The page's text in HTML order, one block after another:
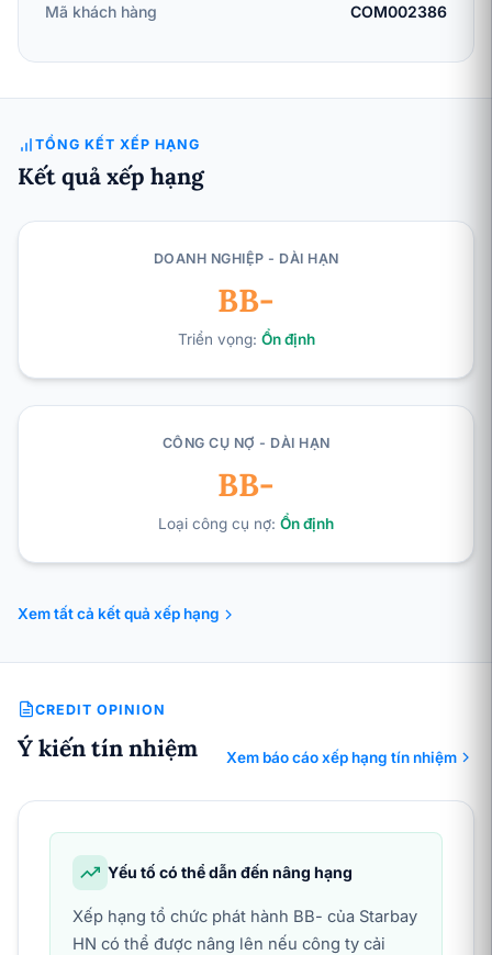
Mã khách hàng COM002386
TỔNG KẾT XẾP HẠNG
Kết quả xếp hạng
DOANH NGHIỆP - DÀI HẠN
BB-
Triển vọng: Ổn định
CÔNG CỤ NỢ - DÀI HẠN
BB-
Loại công cụ nợ: Ổn định
Xem tất cả kết quả xếp hạng
CREDIT OPINION
Ý kiến tín nhiệm Xem báo cáo xếp hạng tín nhiệm
Yếu tố có thể dẫn đến nâng hạng
Xếp hạng tổ chức phát hành BB- của Starbay
HN có thể được nâng lên nếu công ty cải